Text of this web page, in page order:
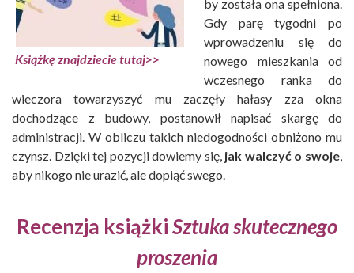
Książkę znajdziecie tutaj>>
by została ona spełniona.
Gdy parę tygodni po
wprowadzeniu się do
nowego mieszkania od
wczesnego ranka do
wieczora towarzyszyć mu zaczęły hałasy zza okna
dochodzące z budowy, postanowił napisać skargę do
administracji. W obliczu takich niedogodności obniżono mu
czynsz. Dzięki tej pozycji dowiemy się, jak walczyć o swoje
aby nikogo nie urazić, ale dopiąć swego.
Recenzja książkiSztuka skutecznego
proszenia